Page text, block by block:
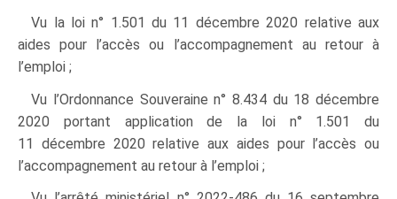
Vu la loi n° 1.501 du 11 décembre 2020 relative aux
aides pour l’accès ou l’accompagnement au retour à
l’emploi ;
Vu l’Ordonnance Souveraine n° 8.434 du 18 décembre
2020 portant application de la loi n° 1.501 du
11 décembre 2020 relative aux aides pour l’accès ou
l’accompagnement au retour à l’emploi ;